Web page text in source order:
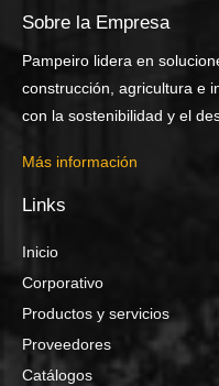
Sobre la Empresa
Pampeiro lidera en
construcción, agricultura e
con la sostenibilidad y el
Más información
Links
Inicio
Corporativo
Productos y servicios
Proveedores
Catálogos